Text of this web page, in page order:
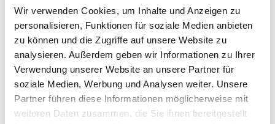
Wir verwenden Cookies, um Inhalte und Anzeigen zu
personalisieren, Funktionen für soziale Medien anbieten
zu können und die Zugriffe auf unsere Website zu
analysieren. Außerdem geben wir Informationen zu Ihrer
Verwendung unserer Website an unsere Partner für
soziale Medien, Werbung und Analysen weiter. Unsere
Partner führen diese Informationen möglicherweise mit
weiteren Daten zusammen, die Sie ihnen bereitgestellt
nach der Pandemie-Pause, war es an Julian Maier-
Hauff zu zündeln. Seine Idee: Warum nicht ein
Abendprogramm für einen spezifischen Raum
erarbeiten, der alle Sinne des Publikums und der
beteiligten Künstler:innen beansprucht. Also eine
möglichst offene, Genre-Grenzen und Schubladen
öffnende musikalische Improvisation für Auge und Ohr,